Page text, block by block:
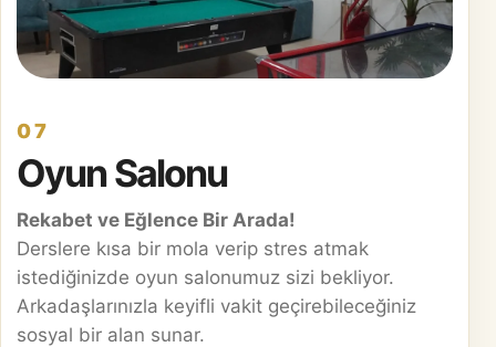
07
Oyun Salonu
Rekabet ve Eğlence Bir Arada!
Derslere kısa bir mola verip stres atmak
istediğinizde oyun salonumuz sizi bekliyor.
Arkadaşlarınızla keyifli vakit geçirebileceğiniz
sosyal bir alan sunar.